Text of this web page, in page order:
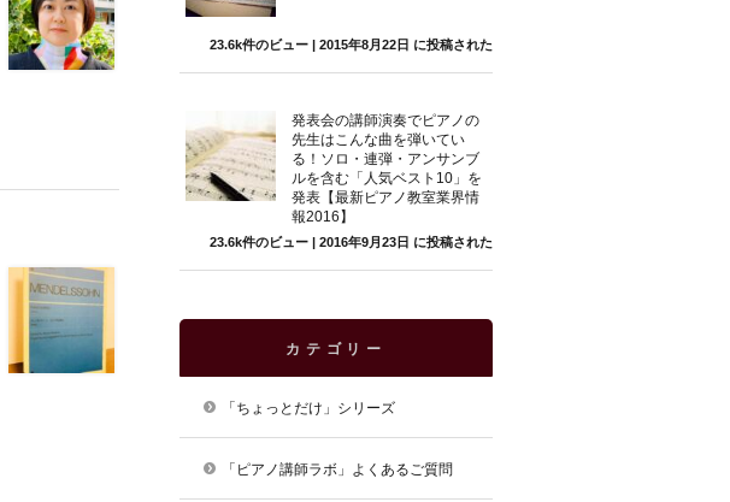
23.6k件のビュー | 2015年8月22日 に投稿された
発表会の講師演奏でピアノの
先生はこんな曲を弾いてい
る！ソロ・連弾・アンサンブ
ルを含む「人気ベスト10」を
発表【最新ピアノ教室業界情
報2016】
23.6k件のビュー | 2016年9月23日 に投稿された
カテゴリー
「ちょっとだけ」シリーズ
「ピアノ講師ラボ」よくあるご質問